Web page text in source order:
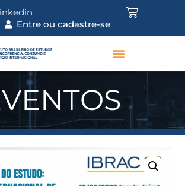
Entre ou cadastre-se